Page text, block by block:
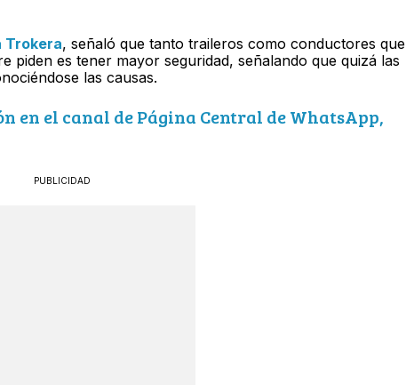
Trokera, señaló que tanto traileros como conductores que
piden es tener mayor seguridad, señalando que quizá las
las causas.
en el canal de Página Central de WhatsApp,
PUBLICIDAD